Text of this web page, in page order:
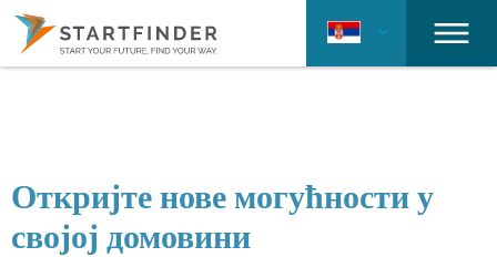
Откријте нове могућности у
својој домовини